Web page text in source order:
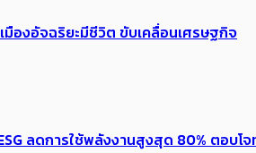
มืองอัจฉริยะมีชีวิต ขับเคลื่อนเศรษฐกิจ
ลดการใช้พลังงานสูงสุด 80% ตอบโ